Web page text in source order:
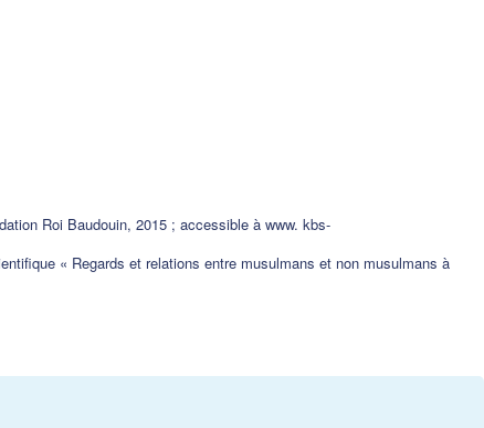
Roi Baudouin, 2015 ; accessible à www. kbs-
« Regards et relations entre musulmans et non musulmans à